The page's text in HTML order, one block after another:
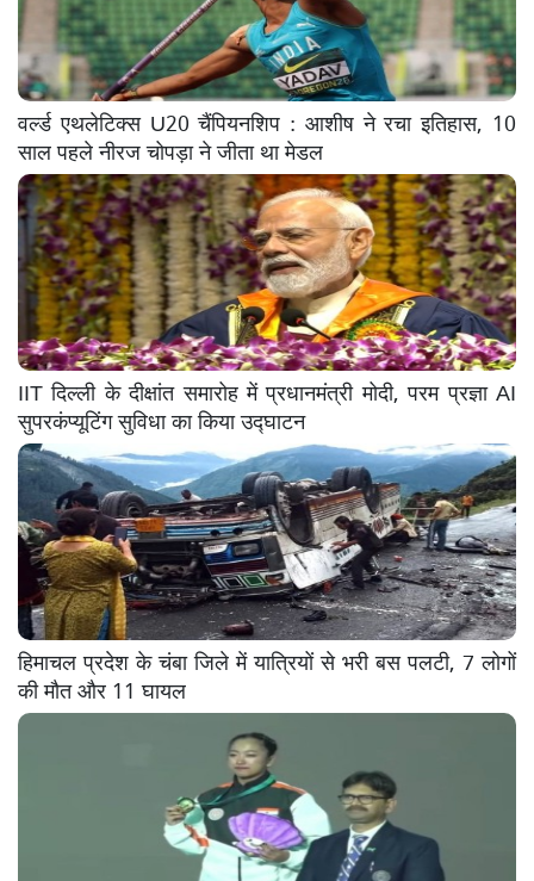
वर्ल्ड एथलेटिक्स U20 चैंपियनशिप : आशीष ने रचा इतिहास, 10
साल पहले नीरज चोपड़ा ने जीता था मेडल
IIT दिल्ली के दीक्षांत समारोह में प्रधानमंत्री मोदी, परम प्रज्ञा AI
सुपरकंप्यूटिंग सुविधा का किया उद्घाटन
हिमाचल प्रदेश के चंबा जिले में यात्रियों से भरी बस पलटी, 7 लोगों
की मौत और 11 घायल